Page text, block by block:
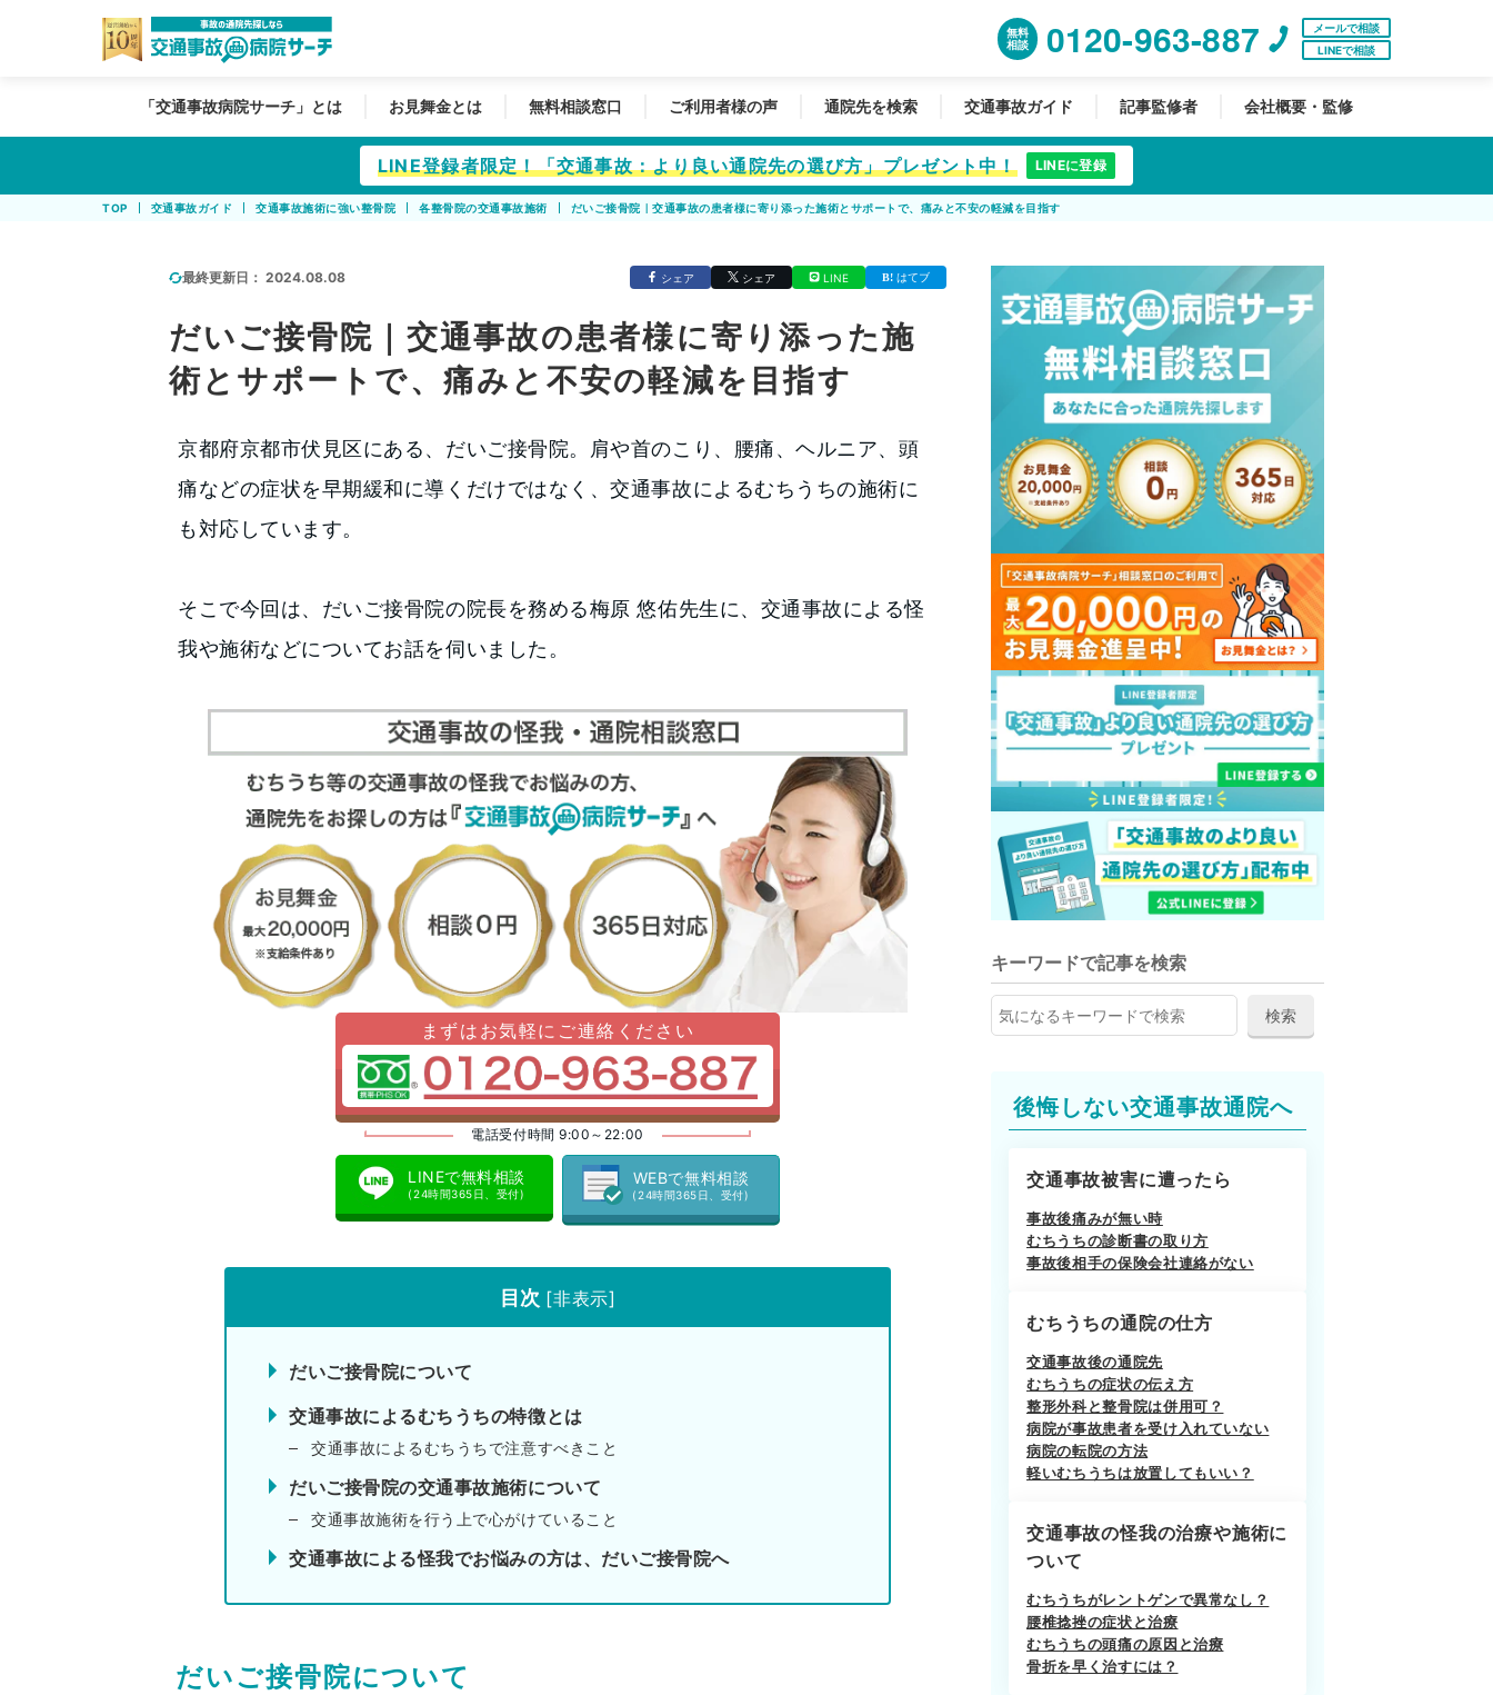
無料
相談
0120-963-887
メールで相談
LINEで相談
「交通事故病院サーチ」とは お見舞金とは 無料相談窓口 ご利用者様の声 通院先を検索 交通事故ガイド 記事監修者 会社概要・監修
LINE登録者限定！「交通事故：より良い通院先の選び方」プレゼント中！ LINEに登録
TOP 交通事故ガイド 交通事故施術に強い整骨院 各整骨院の交通事故施術 だいご接骨院｜交通事故の患者様に寄り添った施術とサポートで、痛みと不安の軽減を目指す
最終更新日： 2024.08.08 シェア シェア LINE はてブ
だいご接骨院｜交通事故の患者様に寄り添った施
術とサポートで、痛みと不安の軽減を目指す
京都府京都市伏見区にある、だいご接骨院。肩や首のこり、腰痛、ヘルニア、頭
痛などの症状を早期緩和に導くだけではなく、交通事故によるむちうちの施術に
も対応しています。
そこで今回は、だいご接骨院の院長を務める梅原 悠佑先生に、交通事故による怪
我や施術などについてお話を伺いました。
まずはお気軽にご連絡ください
電話受付時間 9:00～22:00
LINEで無料相談
(24時間365日、受付)
WEBで無料相談
(24時間365日、受付)
目次 [非表示]
だいご接骨院について
交通事故によるむちうちの特徴とは
交通事故によるむちうちで注意すべきこと
だいご接骨院の交通事故施術について
交通事故施術を行う上で心がけていること
交通事故による怪我でお悩みの方は、だいご接骨院へ
だいご接骨院について
キーワードで記事を検索
後悔しない交通事故通院へ
交通事故被害に遭ったら
事故後痛みが無い時
むちうちの診断書の取り方
事故後相手の保険会社連絡がない
むちうちの通院の仕方
交通事故後の通院先
むちうちの症状の伝え方
整形外科と整骨院は併用可？
病院が事故患者を受け入れていない
病院の転院の方法
軽いむちうちは放置してもいい？
交通事故の怪我の治療や施術に
ついて
むちうちがレントゲンで異常なし？
腰椎捻挫の症状と治療
むちうちの頭痛の原因と治療
骨折を早く治すには？